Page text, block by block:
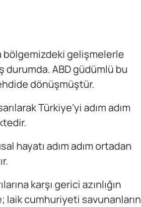
bölgemizdeki gelişmelerle
durumda. ABD güdümlü bu
dönüşmüştür.
Türkiye’yi adım adım
hayatı adım adım ortadan
karşı gerici azınlığın
laik cumhuriyeti savunanların